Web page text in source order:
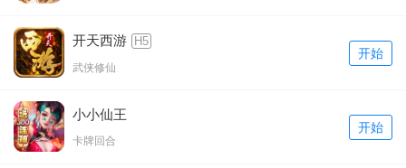
开天西游 H5
武侠修仙
开始
小小仙王
卡牌回合
开始